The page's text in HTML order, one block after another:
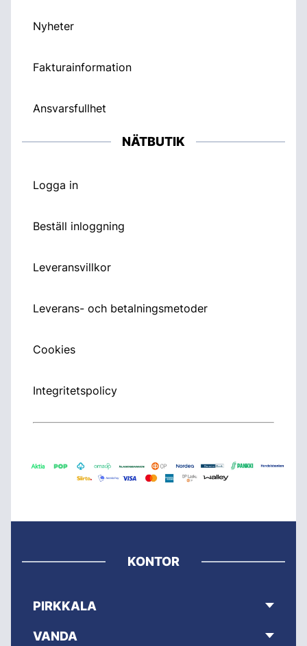
Nyheter
Fakturainformation
Ansvarsfullhet
NÄTBUTIK
Logga in
Beställ inloggning
Leveransvillkor
Leverans- och betalningsmetoder
Cookies
Integritetspolicy
KONTOR
PIRKKALA
VANDA